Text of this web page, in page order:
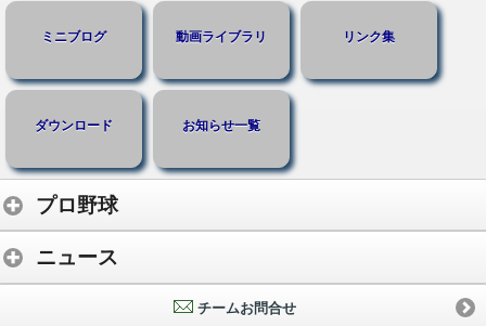
ミニブログ 動画ライブラリ リンク集
ダウンロード お知らせ一覧
プロ野球
ニュース
チームお問合せ